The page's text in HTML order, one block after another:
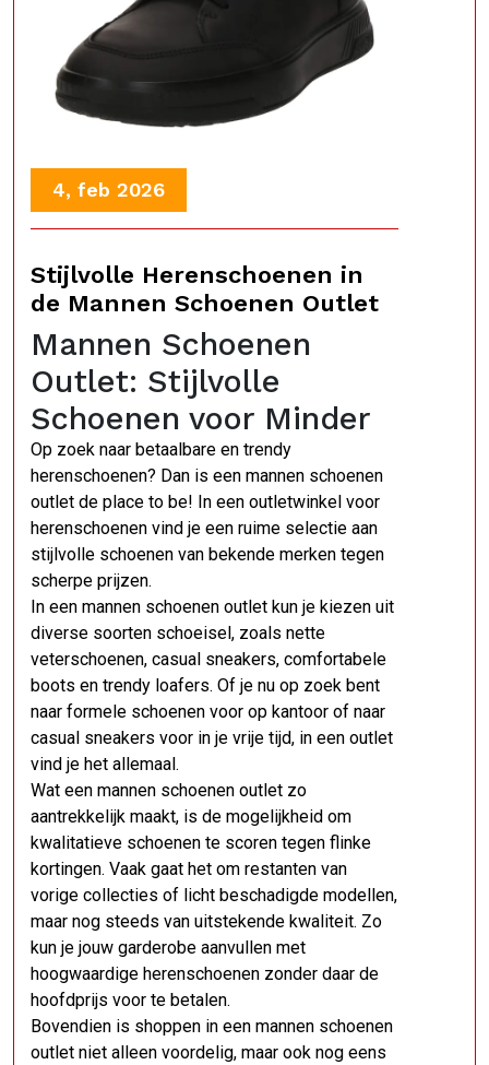
4, feb 2026
Stijlvolle Herenschoenen in
de Mannen Schoenen Outlet
Mannen Schoenen
Outlet: Stijlvolle
Schoenen voor Minder
Op zoek naar betaalbare en trendy
herenschoenen? Dan is een mannen schoenen
outlet de place to be! In een outletwinkel voor
herenschoenen vind je een ruime selectie aan
stijlvolle schoenen van bekende merken tegen
scherpe prijzen.
In een mannen schoenen outlet kun je kiezen uit
diverse soorten schoeisel, zoals nette
veterschoenen, casual sneakers, comfortabele
boots en trendy loafers. Of je nu op zoek bent
naar formele schoenen voor op kantoor of naar
casual sneakers voor in je vrije tijd, in een outlet
vind je het allemaal.
Wat een mannen schoenen outlet zo
aantrekkelijk maakt, is de mogelijkheid om
kwalitatieve schoenen te scoren tegen flinke
kortingen. Vaak gaat het om restanten van
vorige collecties of licht beschadigde modellen,
maar nog steeds van uitstekende kwaliteit. Zo
kun je jouw garderobe aanvullen met
hoogwaardige herenschoenen zonder daar de
hoofdprijs voor te betalen.
Bovendien is shoppen in een mannen schoenen
outlet niet alleen voordelig, maar ook nog eens